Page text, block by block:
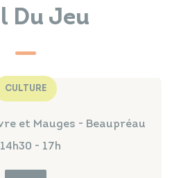
Du Jeu
CULTURE
et Mauges - Beaupréau
14h30 - 17h